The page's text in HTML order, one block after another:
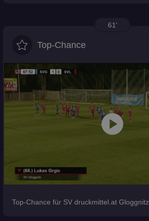
61'
Top-Chance
play_circle
Top-Chance für SV druckmittel.at Gloggnitz.